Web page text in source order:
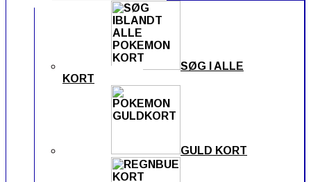
SØG I ALLE
KORT
GULD KORT